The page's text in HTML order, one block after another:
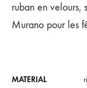
ruban en velours,
Murano pour les
MATERIAL